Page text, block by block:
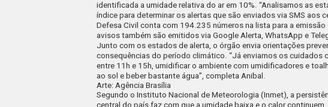
identificada a umidade relativa do ar em 10%. “Analisamos as
índice para determinar os alertas que são enviados via SMS aos
Defesa Civil conta com 194.235 números na lista para a
avisos também são emitidos via Google Alerta, WhatsApp e
Junto com os estados de alerta, o órgão envia orientações
consequências do período climático. “Já enviamos os cuidados
entre 11h e 15h, umidificar o ambiente com umidificadores e
ao sol e beber bastante água”, completa Anibal.
Arte: Agência Brasília
Segundo o Instituto Nacional de Meteorologia (Inmet), a
central do país faz com que a umidade baixa e o calor